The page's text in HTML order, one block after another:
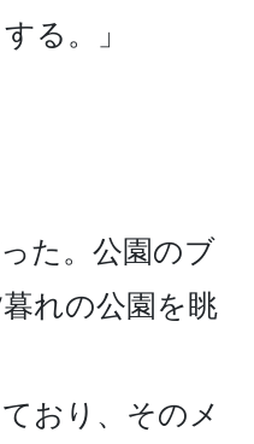
る。」
た。公園のブ
れの公園を眺
おり、そのメ